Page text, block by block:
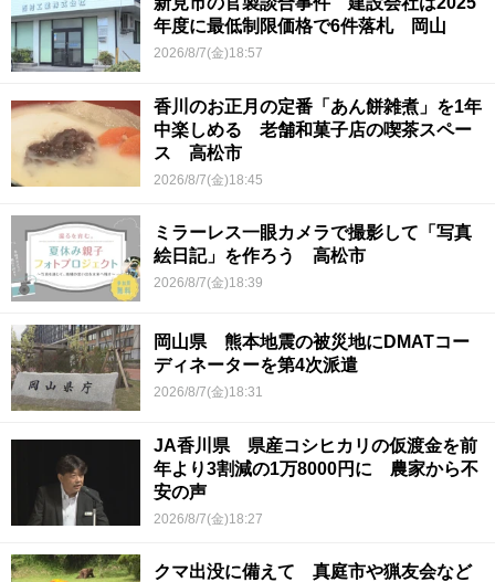
年度に最低制限価格で6件落札 岡山
2026/8/7(金)18:57
香川のお正月の定番「あん餅雑煮」を1年
中楽しめる 老舗和菓子店の喫茶スペー
ス 高松市
2026/8/7(金)18:45
ミラーレス一眼カメラで撮影して「写真
絵日記」を作ろう 高松市
2026/8/7(金)18:39
岡山県 熊本地震の被災地にDMATコー
ディネーターを第4次派遣
2026/8/7(金)18:31
JA香川県 県産コシヒカリの仮渡金を前
年より3割減の1万8000円に 農家から不
安の声
2026/8/7(金)18:27
クマ出没に備えて 真庭市や猟友会など